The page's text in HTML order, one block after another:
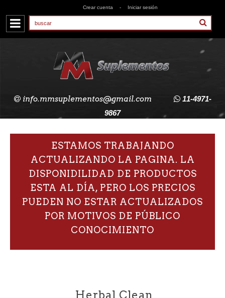
Crear cuenta - Iniciar sesión
info.mmsuplementos@gmail.com
11-4971-
9867
ESTAMOS TRABAJANDO
ACTUALIZANDO LA PAGINA. LA
DISPONIDILIDAD DE PRODUCTOS
ESTA AL DÍA, PERO LOS PRECIOS
PUEDEN NO ESTAR ACTUALIZADOS
POR MOTIVOS DE PÚBLICO
CONOCIMIENTO
Herbal Clean